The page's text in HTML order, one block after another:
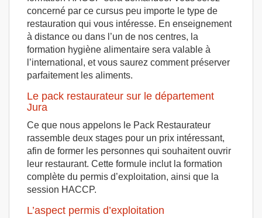
concerné par ce cursus peu importe le type de
restauration qui vous intéresse. En enseignement
à distance ou dans l’un de nos centres, la
formation hygiène alimentaire sera valable à
l’international, et vous saurez comment préserver
parfaitement les aliments.
Le pack restaurateur sur le département
Jura
Ce que nous appelons le Pack Restaurateur
rassemble deux stages pour un prix intéressant,
afin de former les personnes qui souhaitent ouvrir
leur restaurant. Cette formule inclut la formation
complète du permis d’exploitation, ainsi que la
session HACCP.
L’aspect permis d’exploitation